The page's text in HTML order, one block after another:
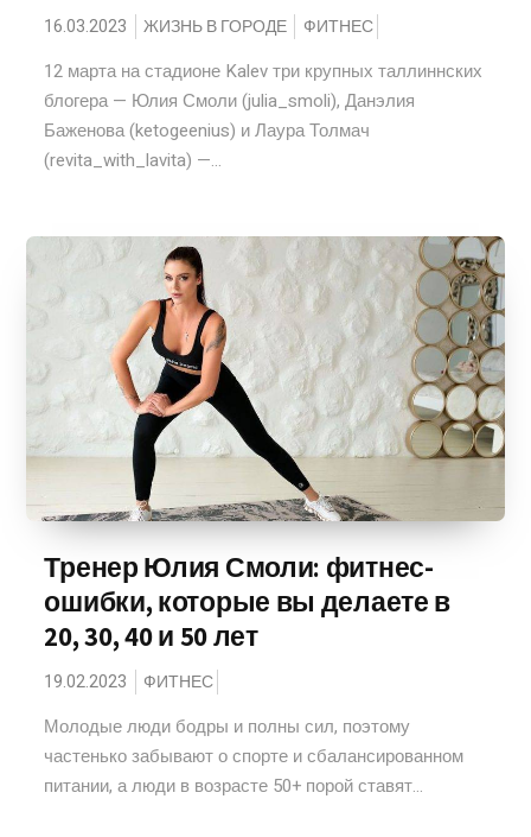
16.03.2023 ЖИЗНЬ В ГОРОДЕ ФИТНЕС
12 марта на стадионе Kalev три крупных таллиннских
блогера — Юлия Смоли (julia_smoli), Данэлия
Баженова (ketogeenius) и Лаура Толмач
(revita_with_lavita) —...
Тренер Юлия Смоли: фитнес-
ошибки, которые вы делаете в
20, 30, 40 и 50 лет
19.02.2023 ФИТНЕС
Молодые люди бодры и полны сил, поэтому
частенько забывают о спорте и сбалансированном
питании, а люди в возрасте 50+ порой ставят...